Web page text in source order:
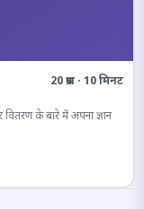
20 प्रश्न · 10 मिनट
के बारे में अपना ज्ञान